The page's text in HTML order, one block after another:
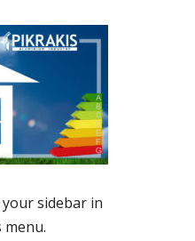
sidebar in
menu.